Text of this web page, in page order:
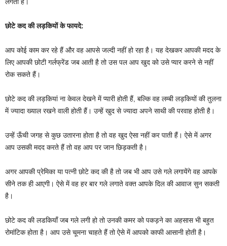
छोटे कद की लड़कियों के फायदे:
आप कोई काम कर रहे हैं और वह आपसे जल्दी नहीं हो रहा है। यह देखकर आपकी मदद के
लिए आपकी छोटी गर्लफ्रेंड जब आती है तो उस पल आप खुद को उसे प्यार करने से नहीं
रोक सकते हैं।
छोटे कद की लड़कियां ना केवल देखने में प्यारी होती हैं, बल्कि वह लम्बी लड़कियों की तुलना
में ज्यादा ख्याल रखने वाली होती हैं। उन्हें खुद से ज्यादा अपने साथी की परवाह होती है।
उन्हें ऊँची जगह से कुछ उतारना होता है तो वह खुद ऐसा नहीं कर पाती हैं। ऐसे में अगर
आप उसकी मदद करते हैं तो वह आप पर जान छिड़कती है।
अगर आपकी प्रेमिका या पत्नी छोटे कद की है तो जब भी आप उसे गले लगायेंगे वह आपके
सीने तक ही आएगी। ऐसे में वह हर बार गले लगाते वक्त आपके दिल की आवाज सुन सकती
है।
छोटे कद की लडकियाँ जब गले लगी हो तो उनकी कमर को पकड़ने का अहसास भी बहुत
रोमांटिक होता है। आप उसे चूमना चाहते हैं तो ऐसे में आपको काफी आसानी होती है।